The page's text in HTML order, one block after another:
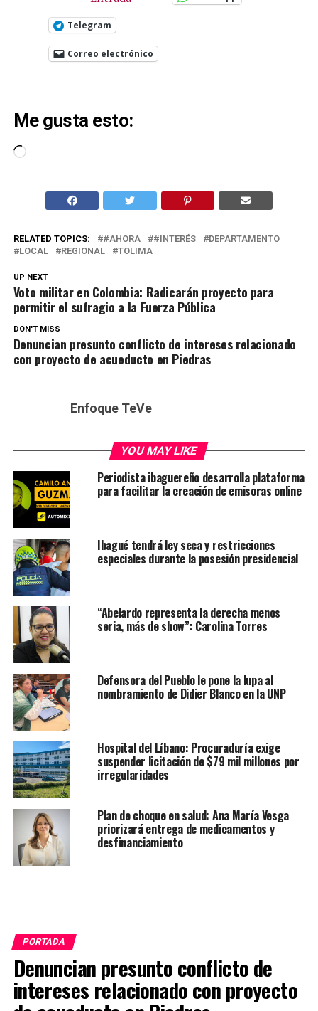
Telegram
Correo electrónico
Me gusta esto:
Cargando...
RELATED TOPICS: #AHORA #INTERÉS
DEPARTAMENTO
LOCAL
REGIONAL TOLIMA
UP NEXT
Voto militar en Colombia: Radicarán proyecto para
permitir el sufragio a la Fuerza Pública
DON'T MISS
Denuncian presunto conflicto de intereses relacionado
con proyecto de acueducto en Piedras
Enfoque TeVe
YOU MAY LIKE
Periodista ibaguereño desarrolla plataforma
para facilitar la creación de emisoras online
Ibagué tendrá ley seca y restricciones
especiales durante la posesión presidencial
“Abelardo representa la derecha menos
seria, más de show”: Carolina Torres
Defensora del Pueblo le pone la lupa al
nombramiento de Didier Blanco en la UNP
Hospital del Líbano: Procuraduría exige
suspender licitación de $79 mil millones por
irregularidades
Plan de choque en salud: Ana María Vesga
priorizará entrega de medicamentos y
desfinanciamiento
PORTADA
Denuncian presunto conflicto de
intereses relacionado con proyecto